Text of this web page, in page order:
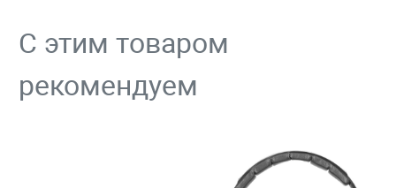
С этим товаром
рекомендуем